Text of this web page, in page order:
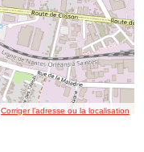
Corriger l’adresse ou la localisation